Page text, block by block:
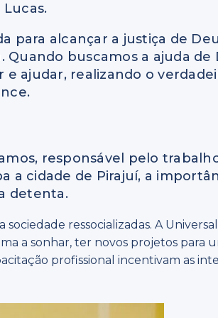
para alcançar a justiça de
buscamos a ajuda de
ajudar, realizando o
responsável pelo
a cidade de Pirajuí, a
detenta.
ressocializadas. A
a sonhar, ter novos projetos para
profissional incentivam as